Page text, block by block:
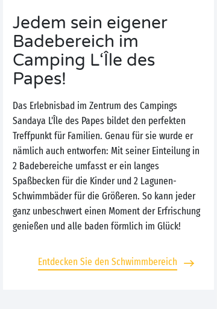
Jedem sein eigener
Badebereich im
Camping L‘Île des
Papes!
Das Erlebnisbad im Zentrum des Campings
Sandaya L'Île des Papes bildet den perfekten
Treffpunkt für Familien. Genau für sie wurde er
nämlich auch entworfen: Mit seiner Einteilung in
2 Badebereiche umfasst er ein langes
Spaßbecken für die Kinder und 2 Lagunen-
Schwimmbäder für die Größeren. So kann jeder
ganz unbeschwert einen Moment der Erfrischung
genießen und alle baden förmlich im Glück!
Entdecken Sie den Schwimmbereich